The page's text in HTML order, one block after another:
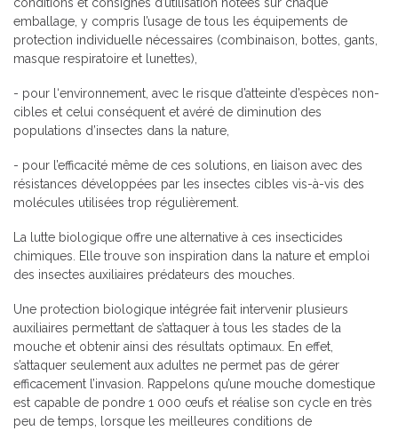
emballage, y compris l’usage de tous les équipements de
protection individuelle nécessaires (combinaison, bottes, gants,
masque respiratoire et lunettes),
- pour l‘environnement, avec le risque d’atteinte d’espèces non-
cibles et celui conséquent et avéré de diminution des
populations d’insectes dans la nature,
- pour l’efficacité même de ces solutions, en liaison avec des
résistances développées par les insectes cibles vis-à-vis des
molécules utilisées trop régulièrement.
La lutte biologique offre une alternative à ces insecticides
chimiques. Elle trouve son inspiration dans la nature et emploi
des insectes auxiliaires prédateurs des mouches.
Une protection biologique intégrée fait intervenir plusieurs
auxiliaires permettant de s’attaquer à tous les stades de la
mouche et obtenir ainsi des résultats optimaux. En effet,
s’attaquer seulement aux adultes ne permet pas de gérer
efficacement l’invasion. Rappelons qu’une mouche domestique
est capable de pondre 1 000 œufs et réalise son cycle en très
peu de temps, lorsque les meilleures conditions de